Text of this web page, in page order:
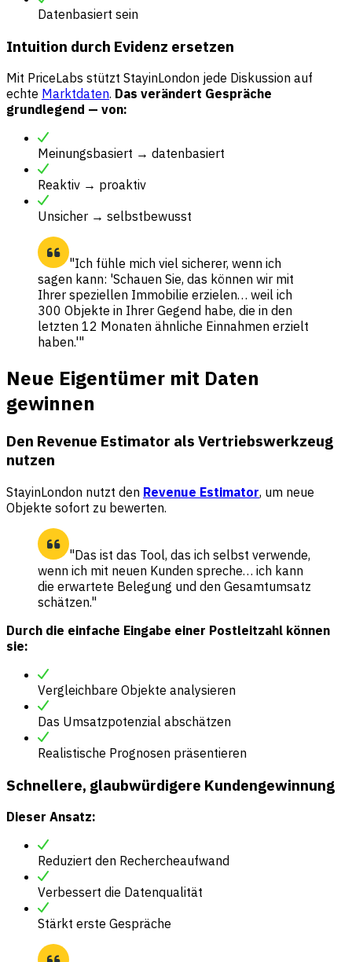
Datenbasiert sein
Intuition durch Evidenz ersetzen
Mit PriceLabs stützt StayinLondon jede Diskussion auf
echte Marktdaten. Das verändert Gespräche
grundlegend — von:
Meinungsbasiert → datenbasiert
Reaktiv → proaktiv
Unsicher → selbstbewusst
"Ich fühle mich viel sicherer, wenn ich
sagen kann: 'Schauen Sie, das können wir mit
Ihrer speziellen Immobilie erzielen… weil ich
300 Objekte in Ihrer Gegend habe, die in den
letzten 12 Monaten ähnliche Einnahmen erzielt
haben.'"
Neue Eigentümer mit Daten
gewinnen
Den Revenue Estimator als Vertriebswerkzeug
nutzen
StayinLondon nutzt den Revenue Estimator, um neue
Objekte sofort zu bewerten.
"Das ist das Tool, das ich selbst verwende,
wenn ich mit neuen Kunden spreche… ich kann
die erwartete Belegung und den Gesamtumsatz
schätzen."
Durch die einfache Eingabe einer Postleitzahl können
sie:
Vergleichbare Objekte analysieren
Das Umsatzpotenzial abschätzen
Realistische Prognosen präsentieren
Schnellere, glaubwürdigere Kundengewinnung
Dieser Ansatz:
Reduziert den Rechercheaufwand
Verbessert die Datenqualität
Stärkt erste Gespräche